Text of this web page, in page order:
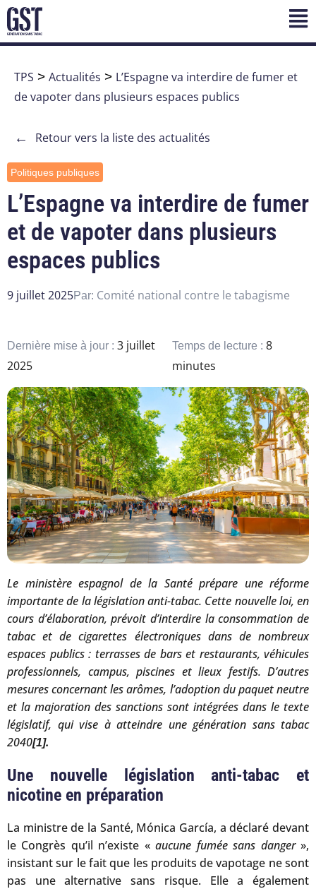
TPS > Actualités > L’Espagne va interdire de fumer et
de vapoter dans plusieurs espaces publics
← Retour vers la liste des actualités
Politiques publiques
L’Espagne va interdire de fumer
et de vapoter dans plusieurs
espaces publics
9 juillet 2025Par: Comité national contre le tabagisme
Dernière mise à jour : 3 juillet
2025
Temps de lecture : 8
minutes
Le ministère espagnol de la Santé prépare une réforme
importante de la législation anti-tabac. Cette nouvelle loi, en
cours d’élaboration, prévoit d’interdire la consommation de
tabac et de cigarettes électroniques dans de nombreux
espaces publics : terrasses de bars et restaurants, véhicules
professionnels, campus, piscines et lieux festifs. D’autres
mesures concernant les arômes, l’adoption du paquet neutre
et la majoration des sanctions sont intégrées dans le texte
législatif, qui vise à atteindre une génération sans tabac
2040[1].
Une nouvelle législation anti-tabac et
nicotine en préparation
La ministre de la Santé, Mónica García, a déclaré devant
le Congrès qu’il n’existe «aucune fumée sans danger»,
insistant sur le fait que les produits de vapotage ne sont
pas une alternative sans risque. Elle a également